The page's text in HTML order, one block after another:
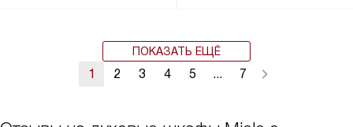
ПОКАЗАТЬ ЕЩЁ
1 2 3 4 5 ... 7